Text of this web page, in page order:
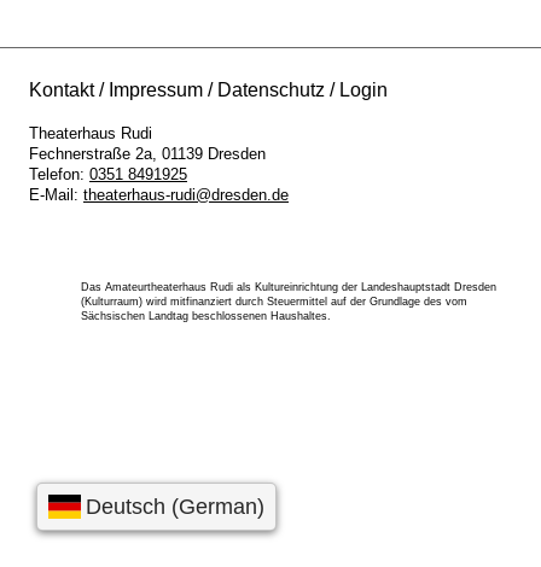
Das Amateurtheaterhaus Rudi als Kultureinrichtung der Landeshauptstadt Dresden
(Kulturraum) wird mitfinanziert durch Steuermittel auf der Grundlage des vom
Sächsischen Landtag beschlossenen Haushaltes.
Kontakt Impressum Datenschutz Login
Theaterhaus Rudi
Fechnerstraße 2a 01139 Dresden
Telefon: 0351 8491925
E-Mail: theaterhaus-rudi@dresden.de